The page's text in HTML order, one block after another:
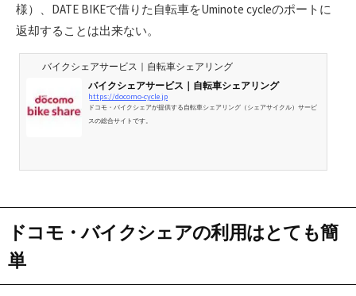
様）、DATE BIKEで借りた自転車をUminote cycleのポートに
返却することは出来ない。
バイクシェアサービス｜自転車シェアリング
バイクシェアサービス｜自転車シェアリング
https://docomo-cycle.jp
ドコモ・バイクシェアが提供する自転車シェアリング（シェアサイクル）サービ
スの総合サイトです。
ドコモ・バイクシェアの利用はとても簡
単